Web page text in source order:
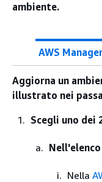
ambiente.
AWS
Aggiorna un
illustrato nei
Scegli uno dei
Nella